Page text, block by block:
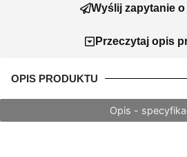
Wyślij zapytanie
Przeczytaj opis
OPIS PRODUKTU
Opis -